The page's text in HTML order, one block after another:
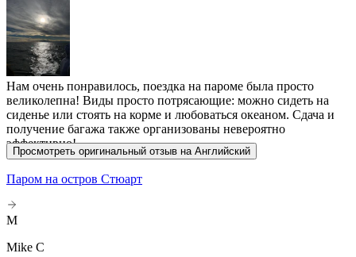
Нам очень понравилось, поездка на пароме была просто
великолепна! Виды просто потрясающие: можно сидеть на
сиденье или стоять на корме и любоваться океаном. Сдача и
получение багажа также организованы невероятно
эффективно!
Просмотреть оригинальный отзыв на Английский
Паром на остров Стюарт
M
Mike C